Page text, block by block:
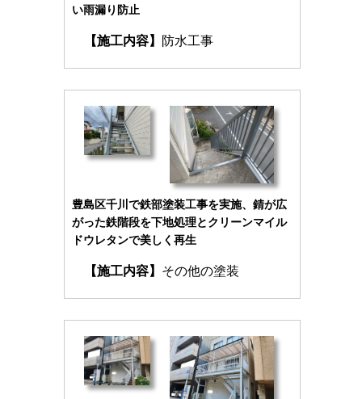
い雨漏り防止
【施工内容】 防水工事
豊島区千川で鉄部塗装工事を実施、錆が広
がった鉄階段を下地処理とクリーンマイル
ドウレタンで美しく再生
【施工内容】 その他の塗装